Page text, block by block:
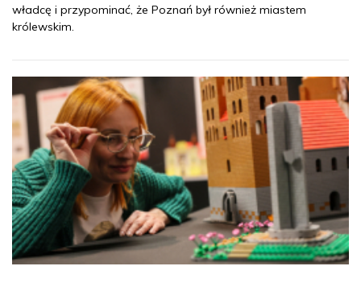
władcę i przypominać, że Poznań był również miastem
królewskim.